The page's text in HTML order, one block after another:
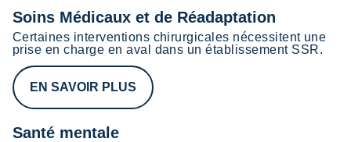
Soins Médicaux et de Réadaptation
Certaines interventions chirurgicales nécessitent une
prise en charge en aval dans un établissement SSR.
EN SAVOIR PLUS
Santé mentale